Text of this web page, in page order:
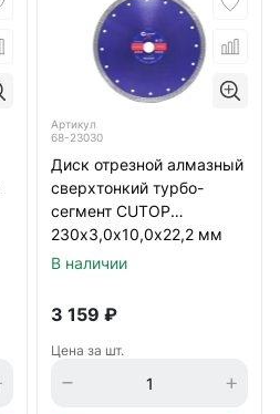
Артикул
68-23030
Диск отрезной алмазный
сверхтонкий турбо-
сегмент CUTOP
230х3,0х10,0х22,2 мм
В наличии
3 159 ₽
Цена за шт.